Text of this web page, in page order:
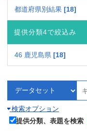
都道府県別結果 18
提供分類4で絞込み
46 鹿児島県 18
検索オプション
提供分類、表題を検索